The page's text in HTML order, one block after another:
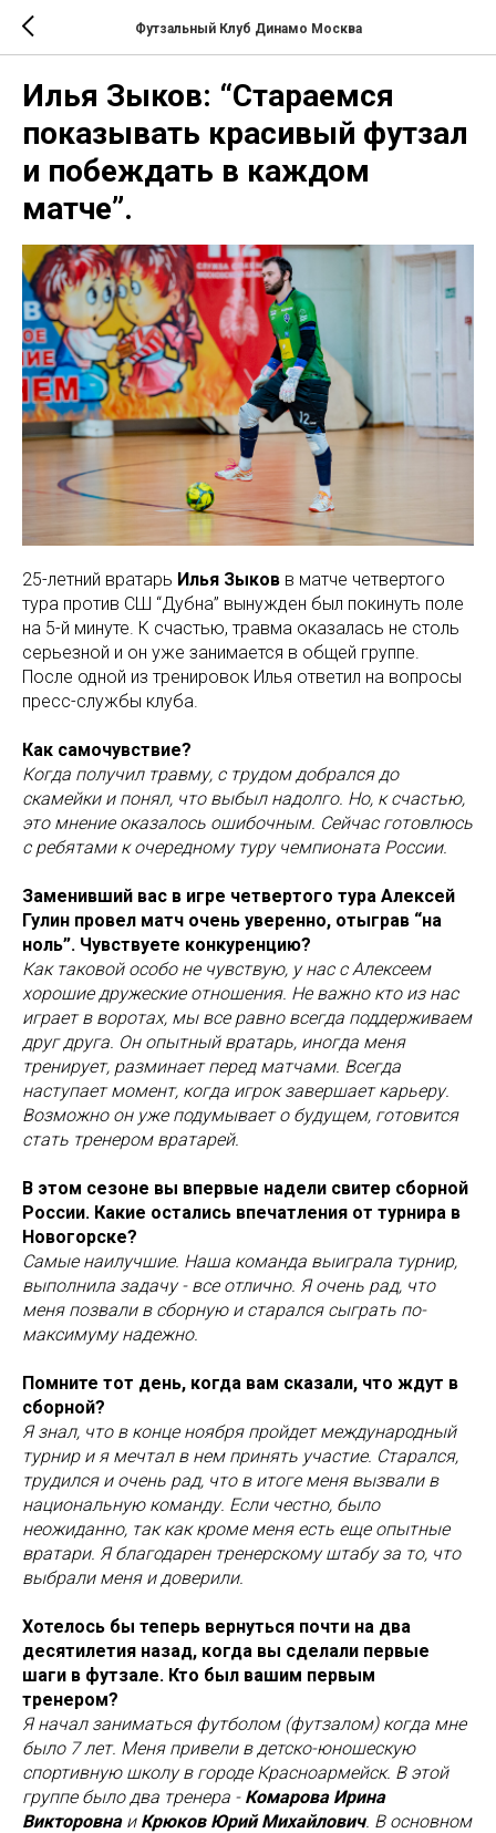
Футзальный Клуб Динамо Москва
Илья Зыков: “Стараемся
показывать красивый футзал
и побеждать в каждом
матче”.
25-летний вратарь Илья Зыков в матче четвертого
тура против СШ “Дубна” вынужден был покинуть поле
на 5-й минуте. К счастью, травма оказалась не столь
серьезной и он уже занимается в общей группе.
После одной из тренировок Илья ответил на вопросы
пресс-службы клуба.
Как самочувствие?
Когда получил травму, с трудом добрался до
скамейки и понял, что выбыл надолго. Но, к счастью,
это мнение оказалось ошибочным. Сейчас готовлюсь
с ребятами к очередному туру чемпионата России.
Заменивший вас в игре четвертого тура Алексей
Гулин провел матч очень уверенно, отыграв “на
ноль”. Чувствуете конкуренцию?
Как таковой особо не чувствую, у нас с Алексеем
хорошие дружеские отношения. Не важно кто из нас
играет в воротах, мы все равно всегда поддерживаем
друг друга. Он опытный вратарь, иногда меня
тренирует, разминает перед матчами. Всегда
наступает момент, когда игрок завершает карьеру.
Возможно он уже подумывает о будущем, готовится
стать тренером вратарей.
В этом сезоне вы впервые надели свитер сборной
России. Какие остались впечатления от турнира в
Новогорске?
Самые наилучшие. Наша команда выиграла турнир,
выполнила задачу - все отлично. Я очень рад, что
меня позвали в сборную и старался сыграть по-
максимуму надежно.
Помните тот день, когда вам сказали, что ждут в
сборной?
Я знал, что в конце ноября пройдет международный
турнир и я мечтал в нем принять участие. Старался,
трудился и очень рад, что в итоге меня вызвали в
национальную команду. Если честно, было
неожиданно, так как кроме меня есть еще опытные
вратари. Я благодарен тренерскому штабу за то, что
выбрали меня и доверили.
Хотелось бы теперь вернуться почти на два
десятилетия назад, когда вы сделали первые
шаги в футзале. Кто был вашим первым
тренером?
Я начал заниматься футболом (футзалом) когда мне
было 7 лет. Меня привели в детско-юношескую
спортивную школу в городе Красноармейск. В этой
группе было два тренера - Комарова Ирина
Викторовнаи Крюков Юрий Михайлович. В основном